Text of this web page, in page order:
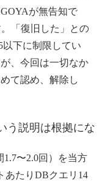
が無告知で
「復旧した」との
下に制限してい
、今回は一切なか
て認め、解除し
う説明は根拠にな
〜2.0回）を当方
あたりDBクエリ14